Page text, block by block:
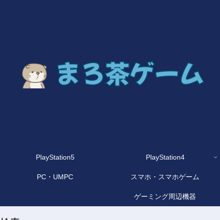
PlayStation5 PlayStation4
PC・UMPC スマホ・スマホゲーム
ゲーミング周辺機器